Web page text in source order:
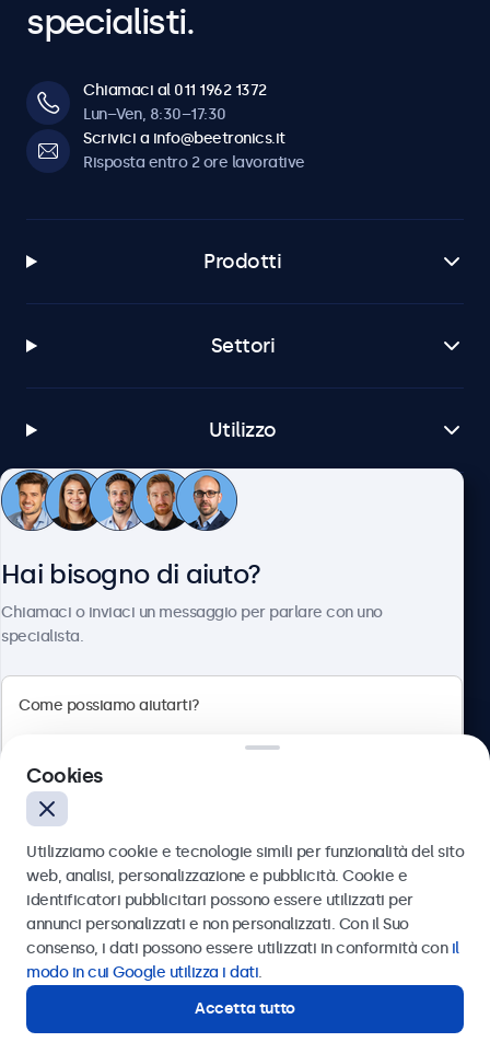
specialisti.
Chiamaci al 011 1962 1372
Lun–Ven, 8:30–17:30
Scrivici a info@beetronics.it
Risposta entro 2 ore lavorative
Prodotti
Settori
Utilizzo
Servizio Clienti
Italiano
Hai bisogno di aiuto?
Chiamaci o inviaci un messaggio per parlare con uno
specialista.
Inviare
Oppure chiamaci al
Contatta i nostri esperti
Cookies
Utilizziamo cookie e tecnologie simili per funzionalità del sito
web, analisi, personalizzazione e pubblicità. Cookie e
identificatori pubblicitari possono essere utilizzati per
annunci personalizzati e non personalizzati. Con il Suo
consenso, i dati possono essere utilizzati in conformità con il
modo in cui Google utilizza i dati.
Accetta tutto